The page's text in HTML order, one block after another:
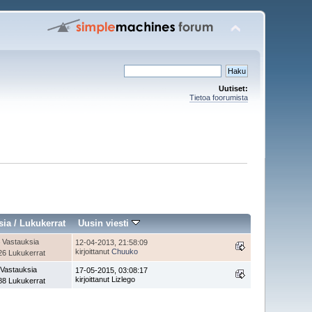
Uutiset:
Tietoa foorumista
/ Lukukerrat Uusin viesti
Vastauksia
Lukukerrat
12-04-2013, 21:58:09
kirjoittanutChuuko
Lukukerrat
17-05-2015, 03:08:17
kirjoittanut Lizlego